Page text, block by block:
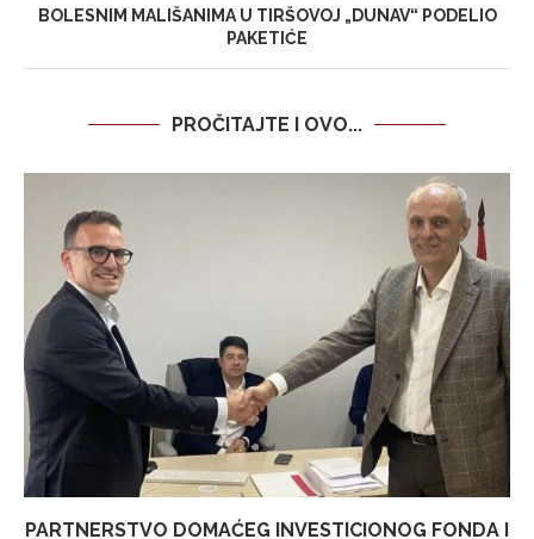
BOLESNIM MALIŠANIMA U TIRŠOVOJ „DUNAV“ PODELIO
PAKETIĆE
PROČITAJTE I OVO...
PARTNERSTVO DOMAĆEG INVESTICIONOG FONDA I